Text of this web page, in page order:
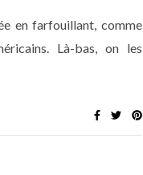
en farfouillant, comme
Là-bas, on les